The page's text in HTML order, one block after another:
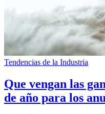
Tendencias de la Industria
Que vengan las
de año para los